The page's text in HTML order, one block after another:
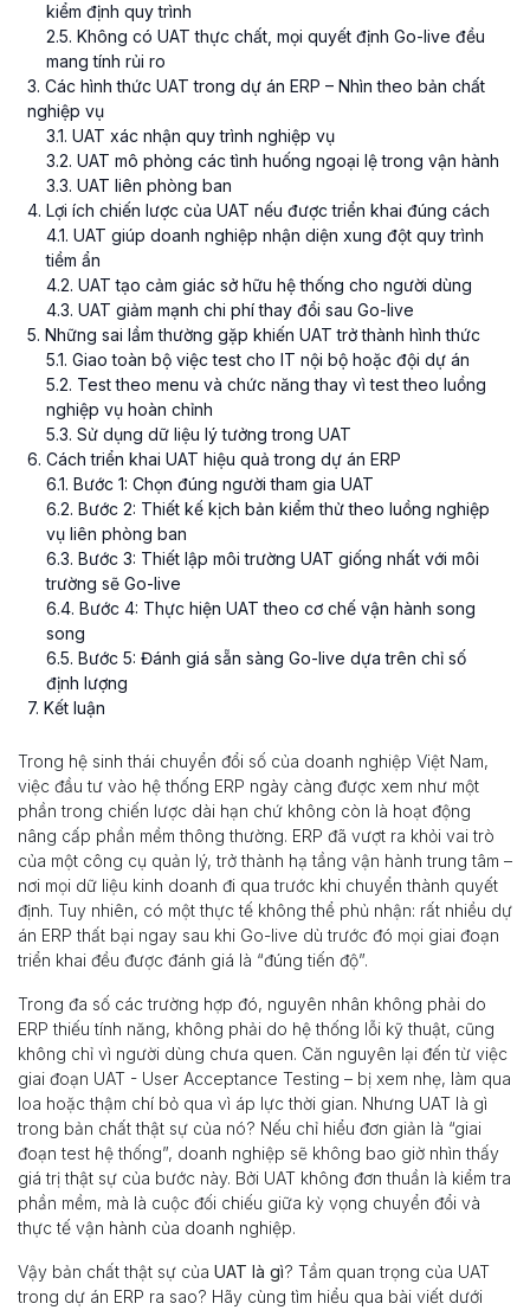
kiểm định quy trình
2.5. Không có UAT thực chất, mọi quyết định Go-live đều
mang tính rủi ro
3. Các hình thức UAT trong dự án ERP – Nhìn theo bản chất
nghiệp vụ
3.1. UAT xác nhận quy trình nghiệp vụ
3.2. UAT mô phỏng các tình huống ngoại lệ trong vận hành
3.3. UAT liên phòng ban
4. Lợi ích chiến lược của UAT nếu được triển khai đúng cách
4.1. UAT giúp doanh nghiệp nhận diện xung đột quy trình
tiềm ẩn
4.2. UAT tạo cảm giác sở hữu hệ thống cho người dùng
4.3. UAT giảm mạnh chi phí thay đổi sau Go-live
5. Những sai lầm thường gặp khiến UAT trở thành hình thức
5.1. Giao toàn bộ việc test cho IT nội bộ hoặc đội dự án
5.2. Test theo menu và chức năng thay vì test theo luồng
nghiệp vụ hoàn chỉnh
5.3. Sử dụng dữ liệu lý tưởng trong UAT
6. Cách triển khai UAT hiệu quả trong dự án ERP
6.1. Bước 1: Chọn đúng người tham gia UAT
6.2. Bước 2: Thiết kế kịch bản kiểm thử theo luồng nghiệp
vụ liên phòng ban
6.3. Bước 3: Thiết lập môi trường UAT giống nhất với môi
trường sẽ Go-live
6.4. Bước 4: Thực hiện UAT theo cơ chế vận hành song
song
6.5. Bước 5: Đánh giá sẵn sàng Go-live dựa trên chỉ số
định lượng
7. Kết luận
Trong hệ sinh thái chuyển đổi số của doanh nghiệp Việt Nam,
việc đầu tư vào hệ thống ERP ngày càng được xem như một
phần trong chiến lược dài hạn chứ không còn là hoạt động
nâng cấp phần mềm thông thường. ERP đã vượt ra khỏi vai trò
của một công cụ quản lý, trở thành hạ tầng vận hành trung tâm –
nơi mọi dữ liệu kinh doanh đi qua trước khi chuyển thành quyết
định. Tuy nhiên, có một thực tế không thể phủ nhận: rất nhiều dự
án ERP thất bại ngay sau khi Go-live dù trước đó mọi giai đoạn
triển khai đều được đánh giá là “đúng tiến độ”.
Trong đa số các trường hợp đó, nguyên nhân không phải do
ERP thiếu tính năng, không phải do hệ thống lỗi kỹ thuật, cũng
không chỉ vì người dùng chưa quen. Căn nguyên lại đến từ việc
giai đoạn UAT - User Acceptance Testing – bị xem nhẹ, làm qua
loa hoặc thậm chí bỏ qua vì áp lực thời gian. Nhưng UAT là gì
trong bản chất thật sự của nó? Nếu chỉ hiểu đơn giản là “giai
đoạn test hệ thống”, doanh nghiệp sẽ không bao giờ nhìn thấy
giá trị thật sự của bước này. Bởi UAT không đơn thuần là kiểm tra
phần mềm, mà là cuộc đối chiếu giữa kỳ vọng chuyển đổi và
thực tế vận hành của doanh nghiệp.
Vậy bản chất thật sự của UAT là gì? Tầm quan trọng của UAT
trong dự án ERP ra sao? Hãy cùng tìm hiểu qua bài viết dưới